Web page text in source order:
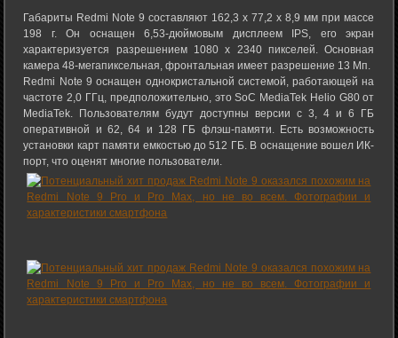
Габариты Redmi Note 9 составляют 162,3 x 77,2 x 8,9 мм при массе
198 г. Он оснащен 6,53-дюймовым дисплеем IPS, его экран
характеризуется разрешением 1080 x 2340 пикселей. Основная
камера 48-мегапиксельная, фронтальная имеет разрешение 13 Мп.
Redmi Note 9 оснащен однокристальной системой, работающей на
частоте 2,0 ГГц, предположительно, это SoC MediaTek Helio G80 от
MediaTek. Пользователям будут доступны версии с 3, 4 и 6 ГБ
оперативной и 62, 64 и 128 ГБ флэш-памяти. Есть возможность
установки карт памяти емкостью до 512 ГБ. В оснащение вошел ИК-
порт, что оценят многие пользователи.